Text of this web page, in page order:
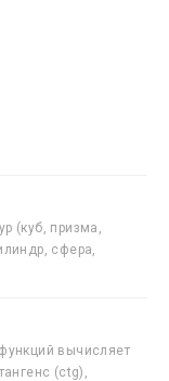
(куб, призма,
сфера,
вычисляет
(ctg),